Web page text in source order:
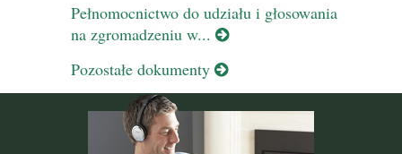
Pełnomocnictwo do udziału i głosowania
na zgromadzeniu w...
Pozostałe dokumenty